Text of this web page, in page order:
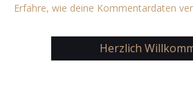
Erfahre, wie deine Kommentardaten
Herzlich